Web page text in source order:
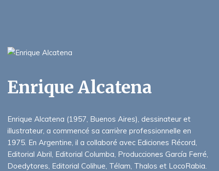
Enrique Alcatena
Enrique Alcatena (1957, Buenos Aires), dessinateur et
illustrateur, a commencé sa carrière professionnelle en
1975. En Argentine, il a collaboré avec Ediciones Récord,
Editorial Abril, Editorial Columba, Producciones García Ferré,
Doedytores, Editorial Colihue, Télam, Thalos et LocoRabia.